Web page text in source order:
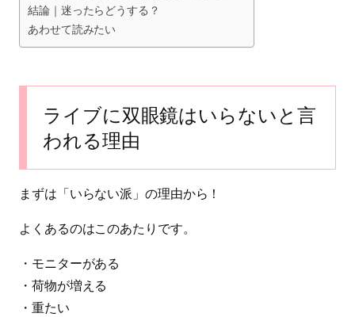
結論｜迷ったらどうする？
あわせて読みたい
ライブに双眼鏡はいらないと言
われる理由
まずは「いらない派」の理由から！
よくあるのはこのあたりです。
・モニターがある
・荷物が増える
・重たい